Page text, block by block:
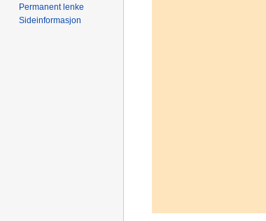
Permanent lenke
Sideinformasjon